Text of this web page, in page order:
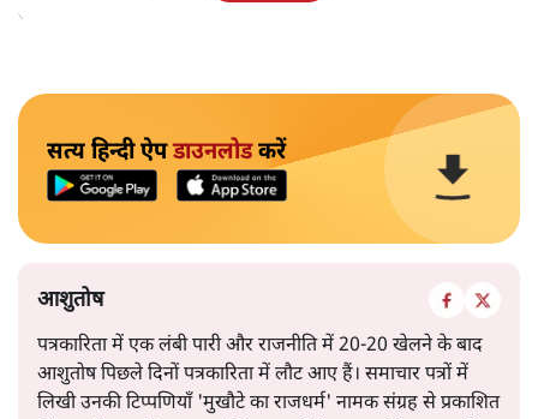
अपनी ज़िम्मेदारी से बच नहीं सकता ।”
सत्य हिन्दी ऐपडाउनलोडकरें
आशुतोष
पत्रकारिता में एक लंबी पारी और राजनीति में 20-20 खेलने के बाद
आशुतोष पिछले दिनों पत्रकारिता में लौट आए हैं। समाचार पत्रों में
लिखी उनकी टिप्पणियाँ 'मुखौटे का राजधर्म' नामक संग्रह से प्रकाशित